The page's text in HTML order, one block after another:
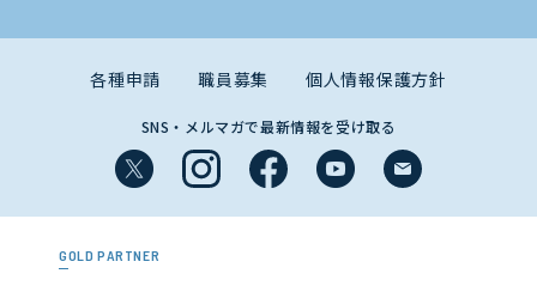
各種申請 職員募集 個人情報保護方針
SNS・メルマガで最新情報を受け取る
GOLD PARTNER